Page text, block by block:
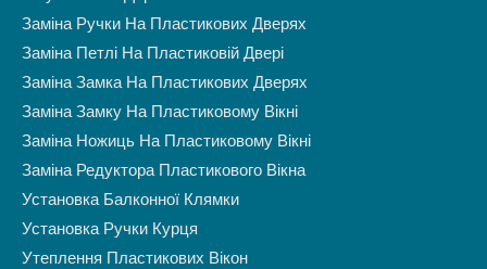
Заміна Ручки На Пластикових Дверях
Заміна Петлі На Пластиковій Двері
Заміна Замка На Пластикових Дверях
Заміна Замку На Пластиковому Вікні
Заміна Ножиць На Пластиковому Вікні
Заміна Редуктора Пластикового Вікна
Установка Балконної Клямки
Установка Ручки Курця
Утеплення Пластикових Вікон